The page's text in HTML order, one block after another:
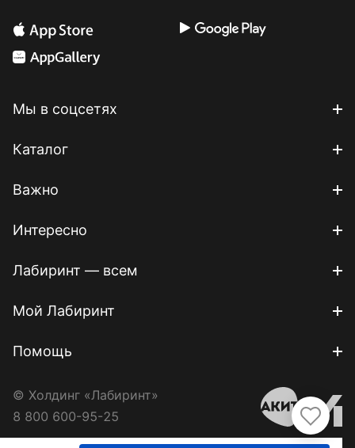
Мы в соцсетях
Каталог
Важно
Интересно
Лабиринт — всем
Мой Лабиринт
Помощь
© Холдинг «Лабиринт»
8 800 600-95-25